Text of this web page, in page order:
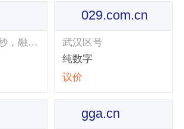
热线猫，任性秒，融信猫，
029.com.cn
武汉区号
纯数字
议价
gga.cn